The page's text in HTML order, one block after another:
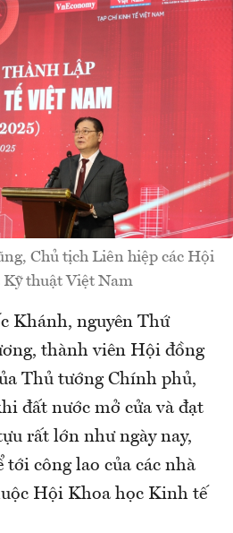
Chủ tịch Liên hiệp các Hội
Kỹ thuật Việt Nam
Khánh, nguyên Thứ
thành viên Hội đồng
Thủ tướng Chính phủ,
đất nước mở cửa và đạt
rất lớn như ngày nay,
công lao của các nhà
Hội Khoa học Kinh tế